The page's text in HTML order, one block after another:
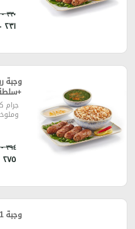
٣٣٠ - جـم
٢٣١ - جـم
وجبة
جرام
٣٩٤ - جـم
٢٧٥ - جـم
وجبة 1حواوشي